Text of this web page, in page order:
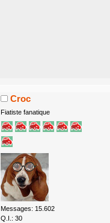
Croc
Fiatiste fanatique
Messages: 15.602
Q.I.: 30